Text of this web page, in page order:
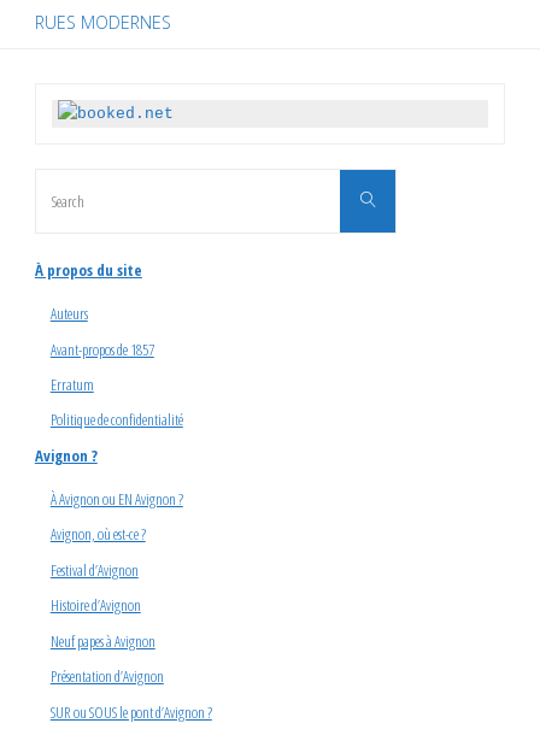
RUES MODERNES
Search
À propos du site
Auteurs
Avant-propos de 1857
Erratum
Politique de confidentialité
Avignon ?
À Avignon ou EN Avignon ?
Avignon, où est-ce ?
Festival d’Avignon
Histoire d’Avignon
Neuf papes à Avignon
Présentation d’Avignon
SUR ou SOUS le pont d’Avignon ?